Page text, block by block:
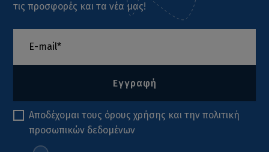
τις προσφορές και τα νέα μας!
Εγγραφή
Αποδέχομαι τους όρους χρήσης και τηνπολιτική
προσωπικών δεδομένων